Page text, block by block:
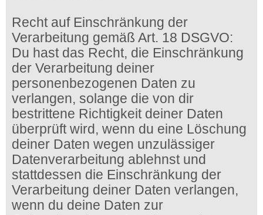
Recht auf Einschränkung der
Verarbeitung gemäß Art. 18 DSGVO:
Du hast das Recht, die Einschränkung
der Verarbeitung deiner
personenbezogenen Daten zu
verlangen, solange die von dir
bestrittene Richtigkeit deiner Daten
überprüft wird, wenn du eine Löschung
deiner Daten wegen unzulässiger
Datenverarbeitung ablehnst und
stattdessen die Einschränkung der
Verarbeitung deiner Daten verlangen,
wenn du deine Daten zur